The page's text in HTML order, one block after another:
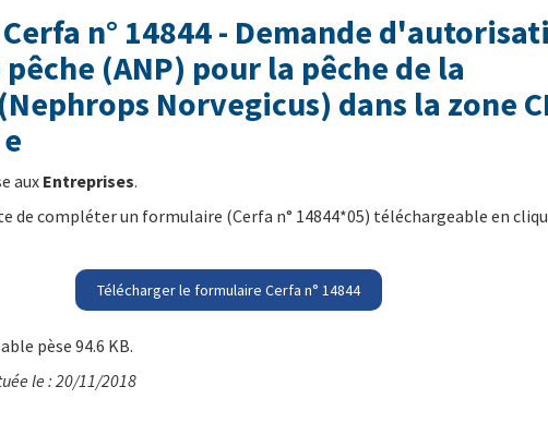
n° 14844 - Demande
(ANP) pour la pêche de la
Norvegicus) dans la zone
aux Entreprises.
de compléter un formulaire (Cerfa n° 14844*05) téléchargeable en
Télécharger le formulaire Cerfa n° 14844
pèse 94.6 KB.
le : 20/11/2018